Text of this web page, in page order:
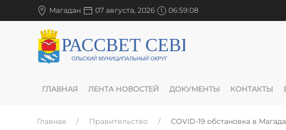
Магадан 07 августа, 2026 06:59:08
ГЛАВНАЯ ЛЕНТА НОВОСТЕЙ ДОКУМЕНТЫ КОНТАКТЫ
Главная Правительство COVID-19 обстановка в